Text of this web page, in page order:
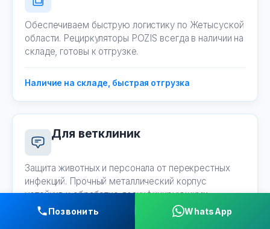
Позвонить WhatsApp
Обеспечиваем быструю логистику по Жетысуской
области. Рециркуляторы POZIS всегда в наличии на
складе, готовы к отгрузке.
Наличие на складе, быстрая отгрузка
Для ветклиник
Защита животных и персонала от перекрестных
инфекций. Прочный металлический корпус
устойчив к обработке дезинфицирующими
средствами.